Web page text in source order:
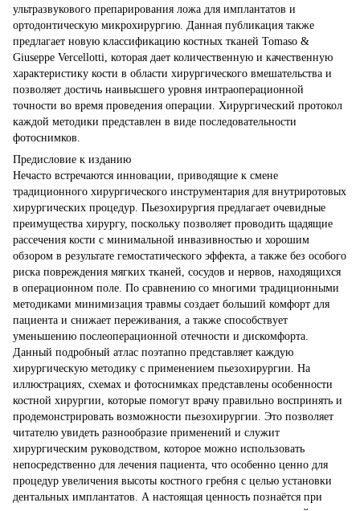
ультразвукового препарирования ложа для имплантатов и
ортодонтическую микрохирургию. Данная публикация также
предлагает новую классификацию костных тканей Tomaso &
Giuseppe Vercellotti, которая дает количественную и качественную
характеристику кости в области хирургического вмешательства и
позволяет достичь наивысшего уровня интраоперационной
точности во время проведения операции. Хирургический протокол
каждой методики представлен в виде последовательности
фотоснимков.
Предисловие к изданию
Нечасто встречаются инновации, приводящие к смене
традиционного хирургического инструментария для внутриротовых
хирургических процедур. Пьезохирургия предлагает очевидные
преимущества хирургу, поскольку позволяет проводить щадящие
рассечения кости с минимальной инвазивностью и хорошим
обзором в результате гемостатического эффекта, а также без особого
риска повреждения мягких тканей, сосудов и нервов, находящихся
в операционном поле. По сравнению со многими традиционными
методиками минимизация травмы создает больший комфорт для
пациента и снижает переживания, а также способствует
уменьшению послеоперационной отечности и дискомфорта.
Данный подробный атлас поэтапно представляет каждую
хирургическую методику с применением пьезохирургии. На
иллюстрациях, схемах и фотоснимках представлены особенности
костной хирургии, которые помогут врачу правильно воспринять и
продемонстрировать возможности пьезохирургии. Это позволяет
читателю увидеть разнообразие применений и служит
хирургическим руководством, которое можно использовать
непосредственно для лечения пациента, что особенно ценно для
процедур увеличения высоты костного гребня с целью установки
дентальных имплантатов. А настоящая ценность познаётся при